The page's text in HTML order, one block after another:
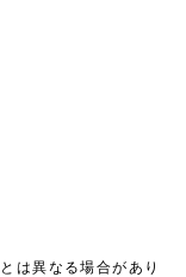
は異なる場合があり